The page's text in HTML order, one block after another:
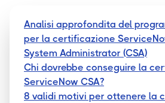
Analisi approfondita del
per la certificazione
System Administrator (CSA)
Chi dovrebbe conseguire la
ServiceNow CSA?
8 validi motivi per ottenere la